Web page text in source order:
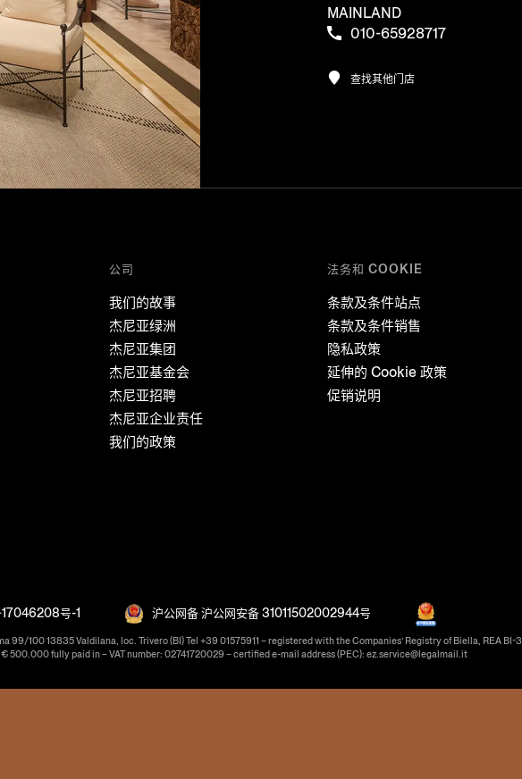
MAINLAND
010-65928717
查找其他门店
公司
我们的故事
杰尼亚绿洲
杰尼亚集团
杰尼亚基金会
杰尼亚招聘
杰尼亚企业责任
我们的政策
法务和 COOKIE
条款及条件站点
条款及条件销售
隐私政策
延伸的 Cookie 政策
促销说明
号-1 沪公网备 沪公网安备 31011502002944号
99/100 13835 Valdilana, loc. Trivero (BI) Tel +39 01575911 – registered with the Companies’ Registry of Biella, REA
500.000 fully paid in – VAT number: 02741720029 – certified e-mail address (PEC): ez.service@legalmail.it